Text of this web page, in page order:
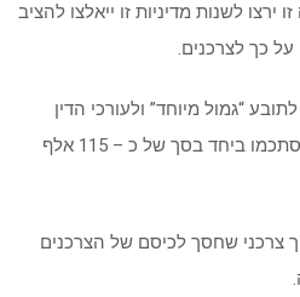
ירצו לשנות מדיניות זו ייאלצו להציב
על כך לצרכנים.
“גמול מיוחד” ולעורכי הדין
המייצגים שכר טרחת עו”ד שהסתכמו ביחד בסך של כ – 115 אלף
צרכני שחסך לכיסם של הצרכנים